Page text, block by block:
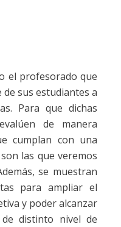
in
this
course
el profesorado que
sus estudiantes a
Para que dichas
de manera
cumplan con una
las que veremos
se muestran
para ampliar el
y poder alcanzar
distinto nivel de